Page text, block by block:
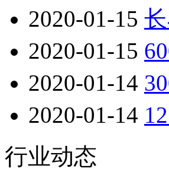
2020-01-15
2020-01-15
2020-01-14
2020-01-14
行业动态